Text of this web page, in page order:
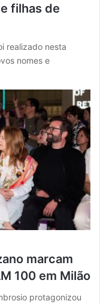
filhas de
realizado nesta
nomes e
marcam
100 em Milão
protagonizou